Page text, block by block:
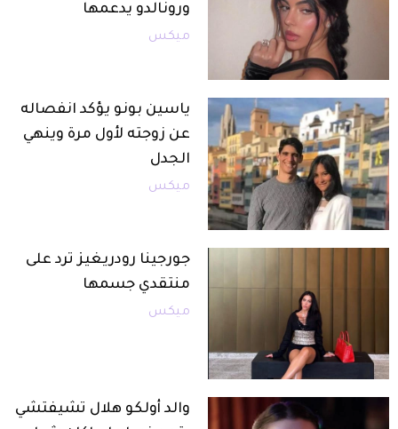
ورونالدو يدعمها
ميكس
ياسين بونو يؤكد انفصاله
عن زوجته لأول مرة وينهي
الجدل
ميكس
جورجينا رودريغيز ترد على
منتقدي جسمها
ميكس
والد أولكو هلال تشيفتشي